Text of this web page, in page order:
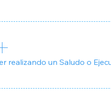
realizando un Saludo o